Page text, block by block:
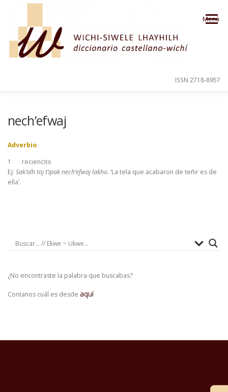
Saltar al contenido
Menú
ORDEN ALFABÉTICO
ISSN 2718-8957
nech’efwaj
Adverbio
1
reciencito
Ej: Sak’alh toj t’ipak nech’efwaj lakho. ‘La tela que acabaron de teñir es de
ella’.
¿No encontraste la palabra que buscabas?
Contanos cuál es desde aquí